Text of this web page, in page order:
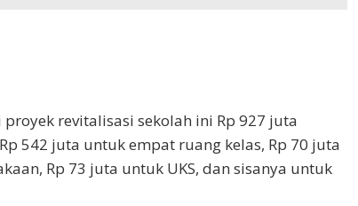
revitalisasi sekolah ini Rp 927 juta
542 juta untuk empat ruang kelas, Rp 70 juta
Rp 73 juta untuk UKS, dan sisanya untuk